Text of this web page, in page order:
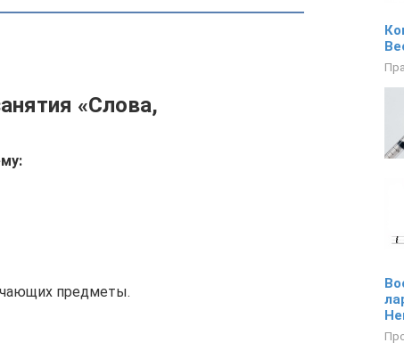
«Слова,
предметы.